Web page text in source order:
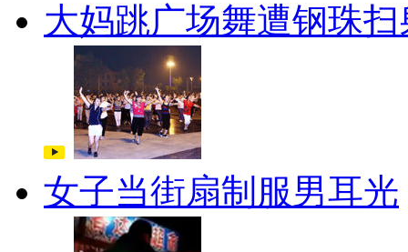
大妈跳广场舞遭钢珠扫
女子当街扇制服男耳光